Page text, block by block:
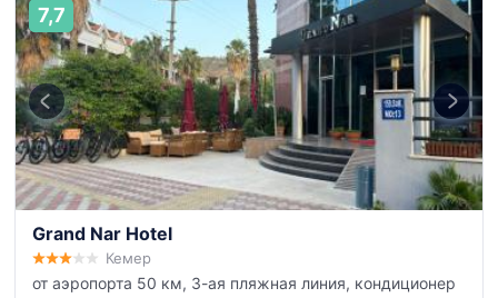
7,7
Grand Nar Hotel
Кемер
от аэропорта 50 км, 3-ая пляжная линия, кондиционер